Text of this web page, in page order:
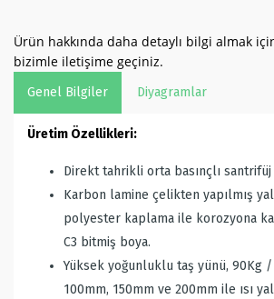
Ürün hakkında daha detaylı bilgi almak
bizimle iletişime geçiniz.
Genel Bilgiler Diyagramlar
Üretim Özellikleri:
Direkt tahrikli orta basınçlı
Karbon lamine çelikten yapılmış
polyester kaplama ile korozyona
C3 bitmiş boya.
Yüksek yoğunluklu taş yünü, 90Kg /
100mm, 150mm ve 200mm ile ısı